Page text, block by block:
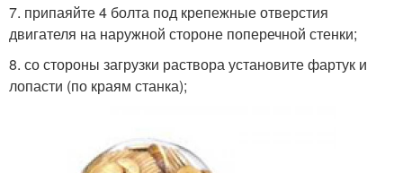
7. припаяйте 4 болта под крепежные отверстия
двигателя на наружной стороне поперечной стенки;
8. со стороны загрузки раствора установите фартук и
лопасти (по краям станка);